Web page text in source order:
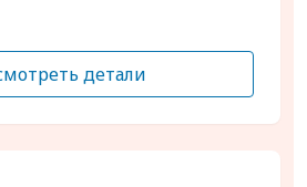
детали